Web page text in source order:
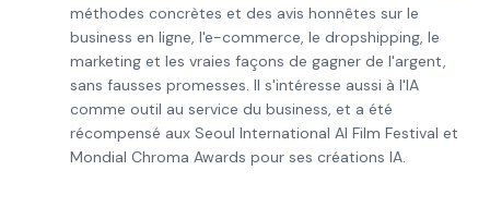
méthodes concrètes et des avis honnêtes sur le
business en ligne, l'e-commerce, le dropshipping, le
marketing et les vraies façons de gagner de l'argent,
sans fausses promesses. Il s'intéresse aussi à l'IA
comme outil au service du business, et a été
récompensé aux Seoul International AI Film Festival et
Mondial Chroma Awards pour ses créations IA.